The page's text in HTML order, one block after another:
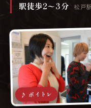
駅徒歩2〜3分 松戸
♪ ボイトレ